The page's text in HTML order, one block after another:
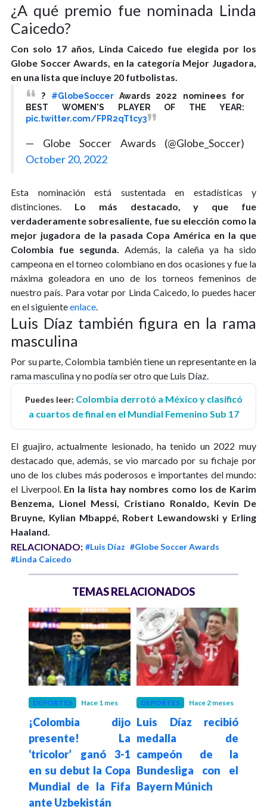
¿A qué premio fue nominada Linda
Caicedo?
Con solo 17 años, Linda Caicedo fue elegida por los
Globe Soccer Awards, en la categoría Mejor Jugadora,
en una lista que incluye 20 futbolistas.
? #GlobeSoccerAwards 2022 nominees for
BEST WOMEN'S PLAYER OF THE YEAR:
pic.twitter.com/FPR2qTtcy3
— Globe Soccer Awards (@Globe_Soccer)
October 20, 2022
Esta nominación está sustentada en estadísticas y
distinciones. Lo más destacado, y que fue
verdaderamente sobresaliente, fue su elección como la
mejor jugadora de la pasada Copa América en la que
Colombia fue segunda.
Además, la caleña ya ha sido
campeona en el torneo colombiano en dos ocasiones y fue la
máxima goleadora en uno de los torneos femeninos de
nuestro país. Para votar por Linda Caicedo, lo puedes hacer
en el siguienteenlace
Luis Díaz también figura en la rama
masculina
Por su parte, Colombia también tiene un representante en la
rama masculina y no podía ser otro que Luis Díaz.
Puedes leer: Colombia derrotó a México y clasificó
a cuartos de final en el Mundial Femenino Sub 17
El guajiro, actualmente lesionado, ha tenido un 2022 muy
destacado que, además, se vio marcado por su fichaje por
uno de los clubes más poderosos e importantes del mundo:
el Liverpool. En la lista hay nombres como los de Karim
Benzema, Lionel Messi, Cristiano Ronaldo, Kevin De
Bruyne, Kylian Mbappé, Robert Lewandowski y Erling
Haaland.
RELACIONADO: #Luis Díaz #Globe Soccer Awards
#Linda Caicedo
TEMAS RELACIONADOS
DEPORTES Hace 1 mes
¡Colombia dijo
presente! La
‘tricolor’ ganó 3-1
en su debut la Copa
Mundial de la Fifa
ante Uzbekistán
DEPORTES Hace 2 meses
Luis Díaz recibió
medalla de
campeón de la
Bundesliga con el
Bayern Múnich